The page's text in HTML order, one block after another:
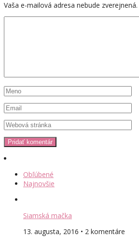
Vaša e-mailová adresa nebude zverejnená.
Obľúbené
Najnovšie
Siamská mačka
13. augusta, 2016 • 2 komentáre